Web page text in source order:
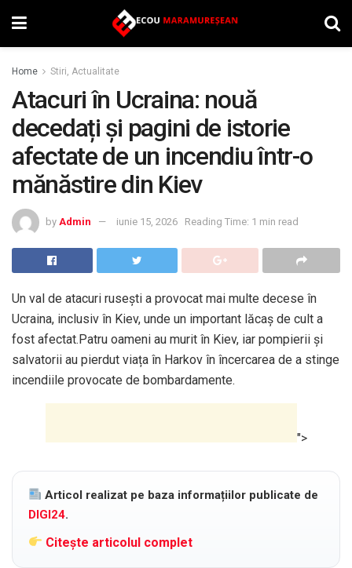
Home Stiri, Actualitate
Atacuri în Ucraina: nouă
decedați și pagini de istorie
afectate de un incendiu într-o
mănăstire din Kiev
by Admin iunie 15, 2026 Reading Time: 1 min read
Un val de atacuri rusești a provocat mai multe decese în
Ucraina, inclusiv în Kiev, unde un important lăcaș de cult a
fost afectat.Patru oameni au murit în Kiev, iar pompierii și
salvatorii au pierdut viața în Harkov în încercarea de a stinge
incendiile provocate de bombardamente.
">
Articol realizat pe baza informațiilor publicate de
DIGI24.
Citește articolul complet